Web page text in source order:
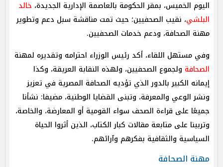
اليوم الخميس، بمقر الحكومة بالعاصمة الإدارية الجديدة، خالد
البلشي، نقيب الصحفيين؛ حيث تمت مناقشة سبل دعم وتطوير
مهنة الصحافة، ودعم خدمات الصحفيين.
وفي مستهل اللقاء، أكد رئيس الوزراء احترامه وتقديره لمهنة
الصحافة ولجموع الصحفيين، ولهذه النقابة العريقة، وكذا
إيمانه الكبير بالدور الذي تؤديه الصحافة المصرية في تعزيز
ونشر الوعي والمعرفة، وتبنى القضايا الوطنية، مضيفا: نشأنا
جميعًا على قراءة الصحف سواء القومية أو المعارضة، والخاصة،
وتربينا على متابعة مقالات كبار الكتاب، الذين أثروا الحياة
السياسية والثقافية بفكرهم وآرائهم.
مهنة الصحافة